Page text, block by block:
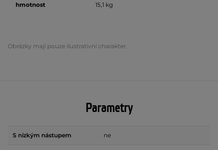
hmotnost 15,1 kg
Obrázky mají pouze ilustrativní charakter.
Parametry
S nízkým nástupem ne